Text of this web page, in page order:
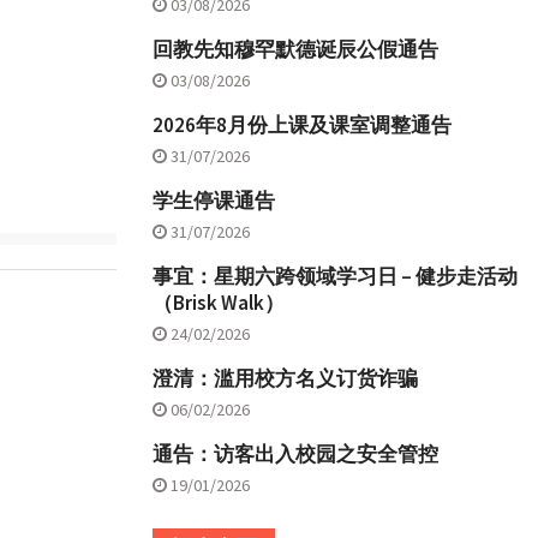
03/08/2026
回教先知穆罕默德诞辰公假通告
03/08/2026
2026年8月份上课及课室调整通告
31/07/2026
学生停课通告
31/07/2026
事宜：星期六跨领域学习日 – 健步走活动
（Brisk Walk）
24/02/2026
澄清：滥用校方名义订货诈骗
06/02/2026
通告：访客出入校园之安全管控
19/01/2026